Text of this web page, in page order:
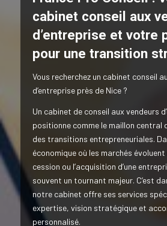
cabinet conseil aux
d’entreprise et votre
pour une transition
Vous recherchez un cabinet conseil
d’entreprise près de Nice ?
Un cabinet de conseil aux vendeurs
positionne comme le maillon central
des transitions entrepreneuriales.
économique où les marchés
cession ou l’acquisition d’une
souvent un tournant majeur. C’est
notre cabinet offre ses services
expertise, vision stratégique et
personnalisé.